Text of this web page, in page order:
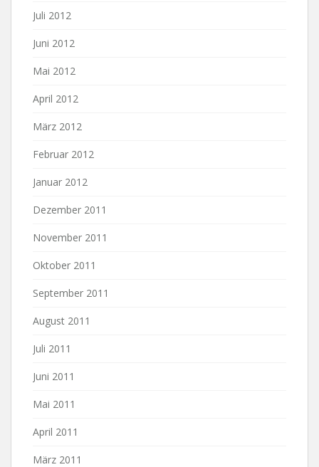
Juli 2012
Juni 2012
Mai 2012
April 2012
März 2012
Februar 2012
Januar 2012
Dezember 2011
November 2011
Oktober 2011
September 2011
August 2011
Juli 2011
Juni 2011
Mai 2011
April 2011
März 2011